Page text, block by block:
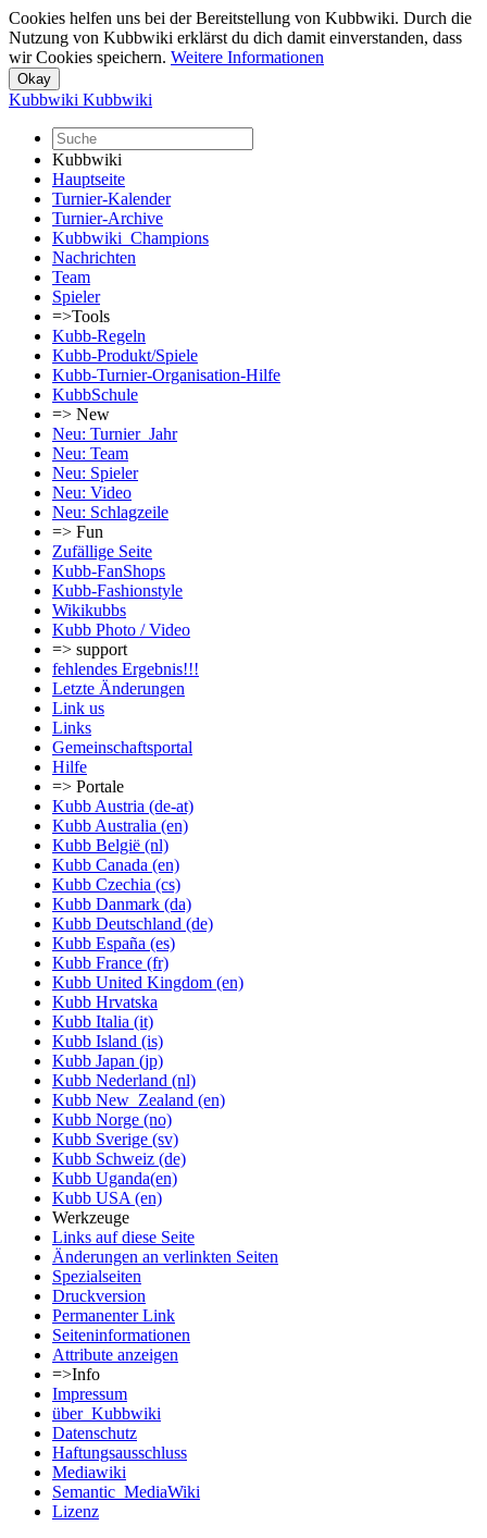
Cookies helfen uns bei der Bereitstellung von Kubbwiki. Durch die
Nutzung von Kubbwiki erklärst du dich damit einverstanden, dass
wir Cookies speichern. Weitere Informationen
Kubbwiki Kubbwiki
Kubbwiki
Hauptseite
Turnier-Kalender
Turnier-Archive
Kubbwiki_Champions
Nachrichten
Team
Spieler
=>Tools
Kubb-Regeln
Kubb-Produkt/Spiele
Kubb-Turnier-Organisation-Hilfe
KubbSchule
=> New
Neu: Turnier_Jahr
Neu: Team
Neu: Spieler
Neu: Video
Neu: Schlagzeile
=> Fun
Zufällige Seite
Kubb-FanShops
Kubb-Fashionstyle
Wikikubbs
Kubb Photo / Video
=> support
fehlendes Ergebnis!!!
Letzte Änderungen
Link us
Links
Gemeinschafts­portal
Hilfe
=> Portale
Kubb Austria (de-at)
Kubb Australia (en)
Kubb België (nl)
Kubb Canada (en)
Kubb Czechia (cs)
Kubb Danmark (da)
Kubb Deutschland (de)
Kubb España (es)
Kubb France (fr)
Kubb United Kingdom (en)
Kubb Hrvatska
Kubb Italia (it)
Kubb Island (is)
Kubb Japan (jp)
Kubb Nederland (nl)
Kubb New_Zealand (en)
Kubb Norge (no)
Kubb Sverige (sv)
Kubb Schweiz (de)
Kubb Uganda(en)
Kubb USA (en)
Werkzeuge
Links auf diese Seite
Änderungen an verlinkten Seiten
Spezialseiten
Druckversion
Permanenter Link
Seiten­informationen
Attribute anzeigen
=>Info
Impressum
über_Kubbwiki
Datenschutz
Haftungsausschluss
Mediawiki
Semantic_MediaWiki
Lizenz